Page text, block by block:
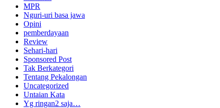
MPR
Nguri-uri basa jawa
Opini
pemberdayaan
Review
Sehari-hari
Sponsored Post
Tak Berkategori
Tentang Pekalongan
Uncategorized
Untaian Kata
Yg ringan2 saja…